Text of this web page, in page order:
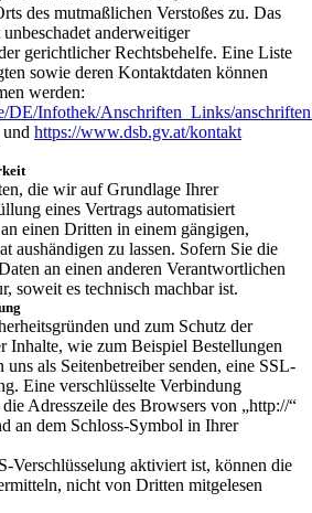
des mutmaßlichen Verstoßes zu. Das
anderweitiger
gerichtlicher Rechtsbehelfe. Eine Liste
sowie deren Kontaktdaten können
werden:
DE/Infothek/Anschriften_Links/
https://www.dsb.gv.at/kontakt
die wir auf Grundlage Ihrer
eines Vertrags automatisiert
einen Dritten in einem gängigen,
aushändigen zu lassen. Sofern Sie die
an einen anderen Verantwortlichen
soweit es technisch machbar ist.
und zum Schutz der
Inhalte, wie zum Beispiel Bestellungen
als Seitenbetreiber senden, eine SSL-
Eine verschlüsselte Verbindung
Adresszeile des Browsers von „http://“
an dem Schloss-Symbol in Ihrer
Verschlüsselung aktiviert ist, können die
nicht von Dritten mitgelesen